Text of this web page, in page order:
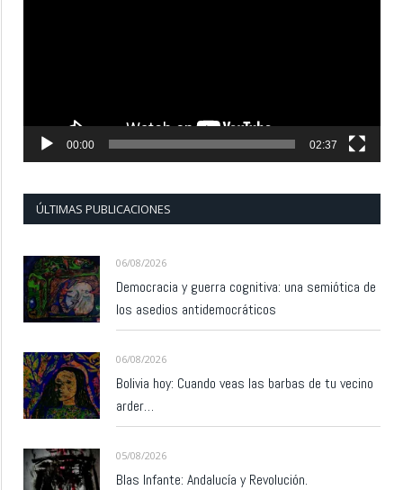
00:00 02:37
ÚLTIMAS PUBLICACIONES
06/08/2026
Democracia y guerra cognitiva: una semiótica de
los asedios antidemocráticos
06/08/2026
Bolivia hoy: Cuando veas las barbas de tu vecino
arder…
05/08/2026
Blas Infante: Andalucía y Revolución.